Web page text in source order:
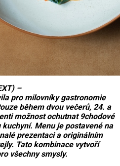
–
pro milovníky gastronomie
během dvou večerů, 24. a
možnost ochutnat 9chodové
Menu je postavené na
prezentaci a originálním
Tato kombinace vytvoří
všechny smysly.